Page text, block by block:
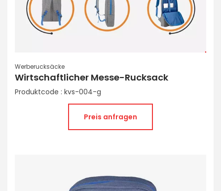
Werberucksäcke
Wirtschaftlicher Messe-Rucksack
Produktcode : kvs-004-g
Preis anfragen